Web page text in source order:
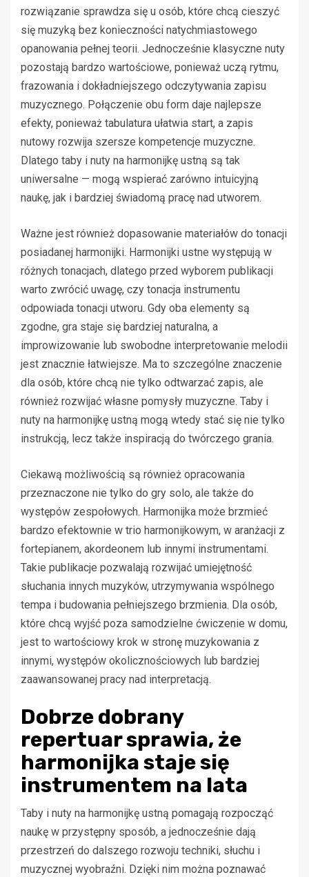
rozwiązanie sprawdza się u osób, które chcą cieszyć
się muzyką bez konieczności natychmiastowego
opanowania pełnej teorii. Jednocześnie klasyczne nuty
pozostają bardzo wartościowe, ponieważ uczą rytmu,
frazowania i dokładniejszego odczytywania zapisu
muzycznego. Połączenie obu form daje najlepsze
efekty, ponieważ tabulatura ułatwia start, a zapis
nutowy rozwija szersze kompetencje muzyczne.
Dlatego taby i nuty na harmonijkę ustną są tak
uniwersalne — mogą wspierać zarówno intuicyjną
naukę, jak i bardziej świadomą pracę nad utworem.
Ważne jest również dopasowanie materiałów do tonacji
posiadanej harmonijki. Harmonijki ustne występują w
różnych tonacjach, dlatego przed wyborem publikacji
warto zwrócić uwagę, czy tonacja instrumentu
odpowiada tonacji utworu. Gdy oba elementy są
zgodne, gra staje się bardziej naturalna, a
improwizowanie lub swobodne interpretowanie melodii
jest znacznie łatwiejsze. Ma to szczególne znaczenie
dla osób, które chcą nie tylko odtwarzać zapis, ale
również rozwijać własne pomysły muzyczne. Taby i
nuty na harmonijkę ustną mogą wtedy stać się nie tylko
instrukcją, lecz także inspiracją do twórczego grania.
Ciekawą możliwością są również opracowania
przeznaczone nie tylko do gry solo, ale także do
występów zespołowych. Harmonijka może brzmieć
bardzo efektownie w trio harmonijkowym, w aranżacji z
fortepianem, akordeonem lub innymi instrumentami.
Takie publikacje pozwalają rozwijać umiejętność
słuchania innych muzyków, utrzymywania wspólnego
tempa i budowania pełniejszego brzmienia. Dla osób,
które chcą wyjść poza samodzielne ćwiczenie w domu,
jest to wartościowy krok w stronę muzykowania z
innymi, występów okolicznościowych lub bardziej
zaawansowanej pracy nad interpretacją.
Dobrze dobrany
repertuar sprawia, że
harmonijka staje się
instrumentem na lata
Taby i nuty na harmonijkę ustną pomagają rozpocząć
naukę w przystępny sposób, a jednocześnie dają
przestrzeń do dalszego rozwoju techniki, słuchu i
muzycznej wyobraźni. Dzięki nim można poznawać